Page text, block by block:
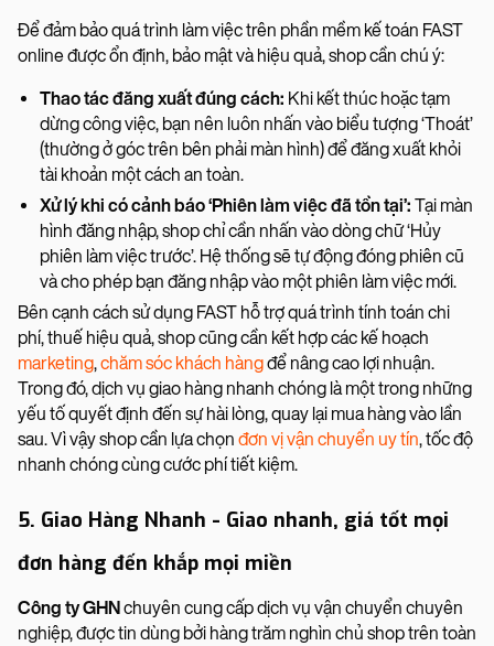
Để đảm bảo quá trình làm việc trên phần mềm kế toán FAST
online được ổn định, bảo mật và hiệu quả, shop cần chú ý:
Thao tác đăng xuất đúng cách: Khi kết thúc hoặc tạm
dừng công việc, bạn nên luôn nhấn vào biểu tượng ‘Thoát’
(thường ở góc trên bên phải màn hình) để đăng xuất khỏi
tài khoản một cách an toàn.
Xử lý khi có cảnh báo ‘Phiên làm việc đã tồn tại’: Tại màn
hình đăng nhập, shop chỉ cần nhấn vào dòng chữ ‘Hủy
phiên làm việc trước’. Hệ thống sẽ tự động đóng phiên cũ
và cho phép bạn đăng nhập vào một phiên làm việc mới.
Bên cạnh cách sử dụng FAST hỗ trợ quá trình tính toán chi
phí, thuế hiệu quả, shop cũng cần kết hợp các kế hoạch
marketing,chăm sóc khách hàngđể nâng cao lợi nhuận.
Trong đó, dịch vụ giao hàng nhanh chóng là một trong những
yếu tố quyết định đến sự hài lòng, quay lại mua hàng vào lần
sau. Vì vậy shop cần lựa chọn đơn vị vận chuyển uy tín, tốc độ
nhanh chóng cùng cước phí tiết kiệm.
5. Giao Hàng Nhanh - Giao nhanh, giá tốt mọi
đơn hàng đến khắp mọi miền
Công ty GHNchuyên cung cấp dịch vụ vận chuyển chuyên
nghiệp, được tin dùng bởi hàng trăm nghìn chủ shop trên toàn